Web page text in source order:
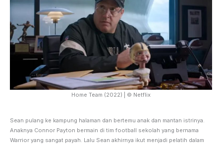
Home Team (2022) | © Netflix
Sean pulang ke kampung halaman dan bertemu anak dan mantan istrinya.
Anaknya Connor Payton bermain di tim football sekolah yang bernama
Warrior yang sangat payah. Lalu Sean akhirnya ikut menjadi pelatih dalam